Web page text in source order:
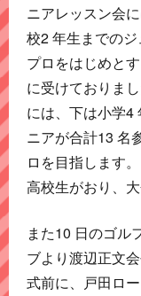
ニアレッスン会
校2 年生までの
プロをはじめと
に受けておりま
には、下は小学4
ニアが合計13 名
ロを目指します
高校生がおり、
また10 日のゴル
ブより渡辺正文
式前に、戸田ロ